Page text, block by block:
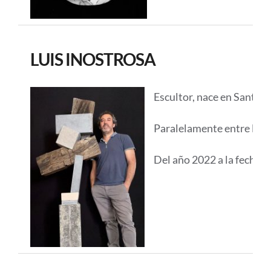
LUIS INOSTROSA
Escultor, nace en
Paralelamente entre los
Del año 2022 a la fecha